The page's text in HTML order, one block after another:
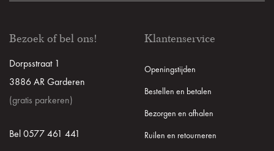
Bezoek of bel ons!
Dorpsstraat 1
3886 AR Garderen
(gratis parkeren)
Bel 0577 461 441
Klantenservice
Openingstijden
Bestellen en betalen
Bezorgen en afhalen
Ruilen en retourneren